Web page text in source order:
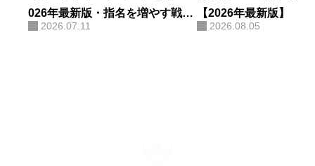
け合わせて成果を伸ばす実装力に
ある。AIコンサルティング・AI研
026年最新版・指名を増やす戦略
を徹底解説
2026.07.11
【2026年最新版】
2026.08.05